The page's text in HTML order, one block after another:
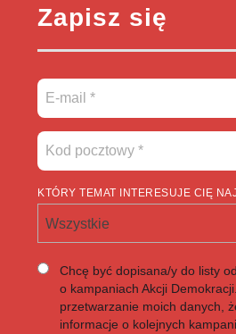
Zapisz się
KTÓRY TEMAT INTERESUJE CIĘ
Wszystkie
Chcę być dopisana/y do listy
o kampaniach Akcji
przetwarzanie moich danych,
informacje o kolejnych